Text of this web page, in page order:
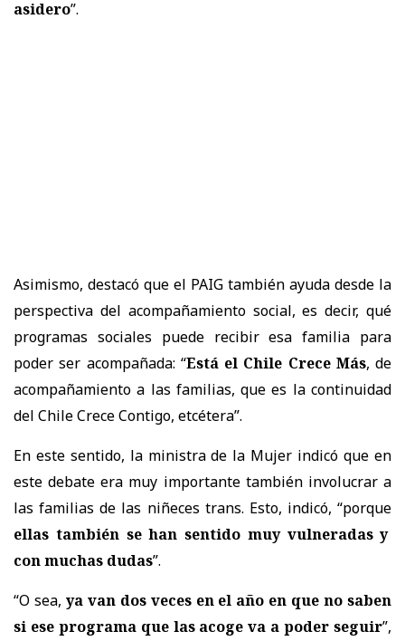
asidero”.
Asimismo, destacó que el PAIG también ayuda desde la
perspectiva del acompañamiento social, es decir, qué
programas sociales puede recibir esa familia para
poder ser acompañada: “Está el Chile Crece Más, de
acompañamiento a las familias, que es la continuidad
del Chile Crece Contigo, etcétera”.
En este sentido, la ministra de la Mujer indicó que en
este debate era muy importante también involucrar a
las familias de las niñeces trans. Esto, indicó, “porque
ellas también se han sentido muy vulneradas y
con muchas dudas”.
“O sea, ya van dos veces en el año en que no saben
si ese programa que las acoge va a poder seguir”,